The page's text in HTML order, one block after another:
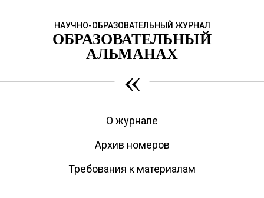
НАУЧНО-ОБРАЗОВАТЕЛЬНЫЙ ЖУРНАЛ
ОБРАЗОВАТЕЛЬНЫЙ
АЛЬМАНАХ
«
О журнале
Архив номеров
Требования к материалам